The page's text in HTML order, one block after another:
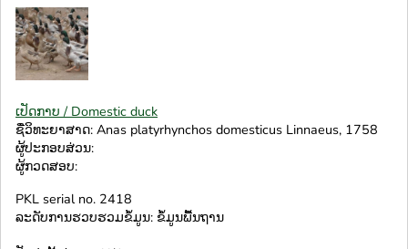
ເປັດກາບ / Domestic duck
ຊື່ວິທະຍາສາດ: Anas platyrhynchos domesticus Linnaeus, 1758
ຜູ້ປະກອບສ່ວນ:
ຜູ້ກວດສອບ:
PKL serial no. 2418
ລະດັບການຮວບຮວມຂໍ້ມູນ: ຂໍ້ມູນພື້ນຖານ